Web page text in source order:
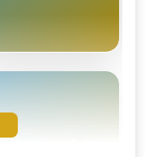
شبکه های اجتماعی